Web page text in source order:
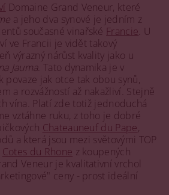
Domaine Grand Veneur, které
a jeho dva synové je jedním z
současné vinařské Francie . U
ve Francii je vidět takový
výrazný nárůst kvality jako u
Jauma. Tato dynamika je v
jak otce tak obou synů,
a rozvážností až nakažliví. Stejně
vína. Platí zde totiž jednoduchá
vztáhne ruku, z toho je dobré
Chateauneuf du Pape,
a která jsou mezi světovými TOP
Cotes du Rhone z koupených
Veneur je kvalitativní vrchol
ceny - prost ideální